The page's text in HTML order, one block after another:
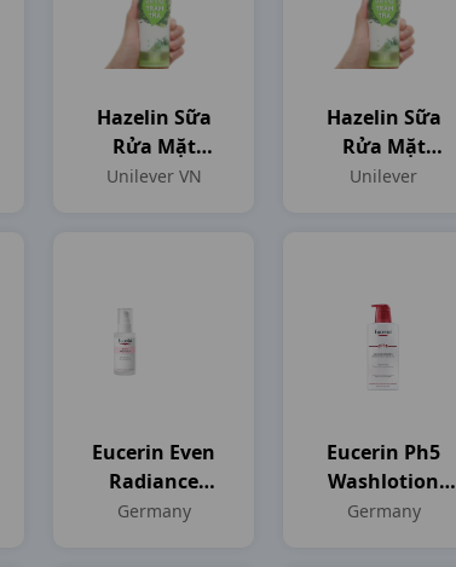
Hazelin Sữa
Rửa Mặt
Matcha Tràm
Unilever VN
Hazelin Sữa
Rửa Mặt
Matcha Tràm
Unilever
Eucerin Even
Radiance
C50ml
Germany
Eucerin Ph5
Washlotion
C400ml
Germany